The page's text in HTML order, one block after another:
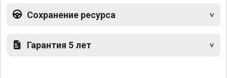
Сохранение ресурса
Гарантия 5 лет